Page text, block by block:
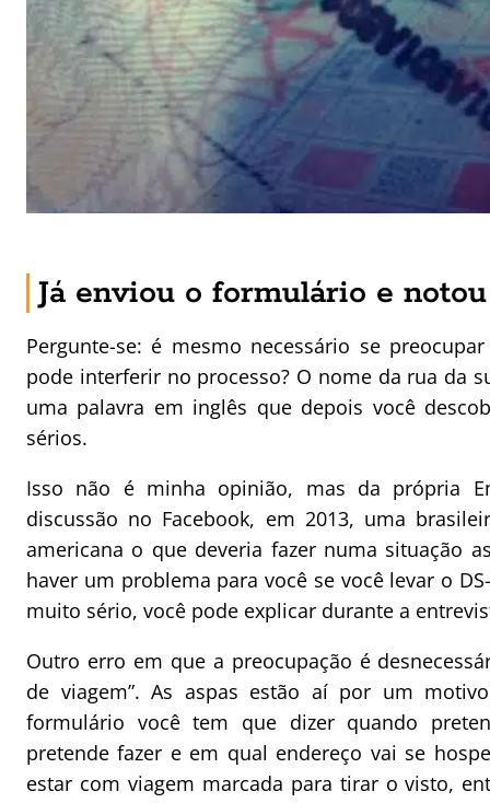
Já enviou o formulário e
Pergunte-se: é mesmo necessário se
pode interferir no processo? O nome da rua da
uma palavra em inglês que depois você
sérios.
Isso não é minha opinião, mas da própria
discussão no Facebook, em 2013, uma
americana o que deveria fazer numa situação
haver um problema para você se você levar o
muito sério, você pode explicar durante a
Outro erro em que a preocupação é
de viagem”. As aspas estão aí por um
formulário você tem que dizer quando
pretende fazer e em qual endereço vai se
estar com viagem marcada para tirar o visto,